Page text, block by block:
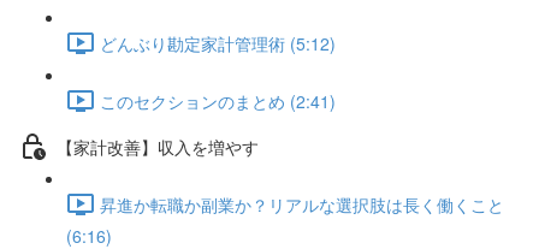
どんぶり勘定家計管理術 (5:12)
このセクションのまとめ (2:41)
【家計改善】収入を増やす
昇進か転職か副業か？リアルな選択肢は長く働くこと
(6:16)